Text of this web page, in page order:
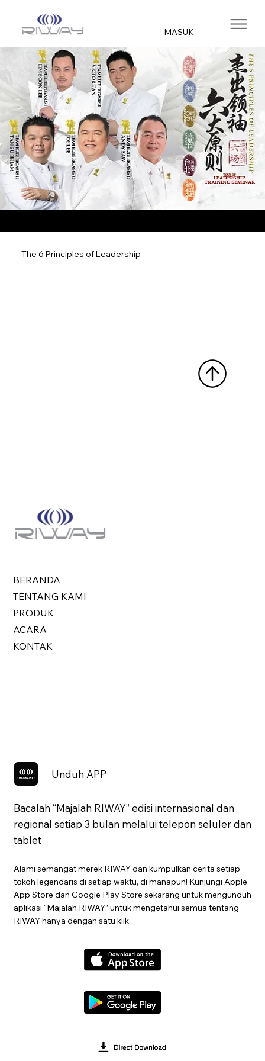
MASUK
The 6 Principles of Leadership
BERANDA
TENTANG KAMI
PRODUK
ACARA
KONTAK
Unduh APP
Bacalah “Majalah RIWAY” edisi internasional dan
regional setiap 3 bulan melalui telepon seluler dan
tablet
Alami semangat merek RIWAY dan kumpulkan cerita setiap
tokoh legendaris di setiap waktu, di manapun! Kunjungi Apple
App Store dan Google Play Store sekarang untuk mengunduh
aplikasi “Majalah RIWAY” untuk mengetahui semua tentang
RIWAY hanya dengan satu klik.